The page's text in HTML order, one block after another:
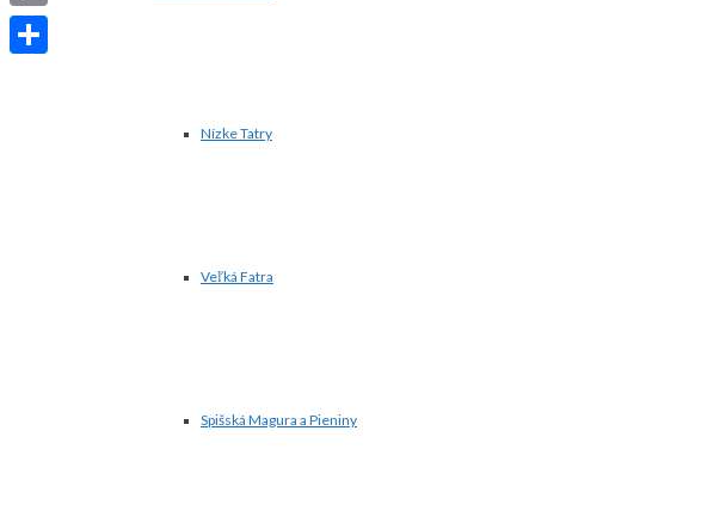
Nízke Tatry
Veľká Fatra
Spišská Magura a Pieniny
Copy